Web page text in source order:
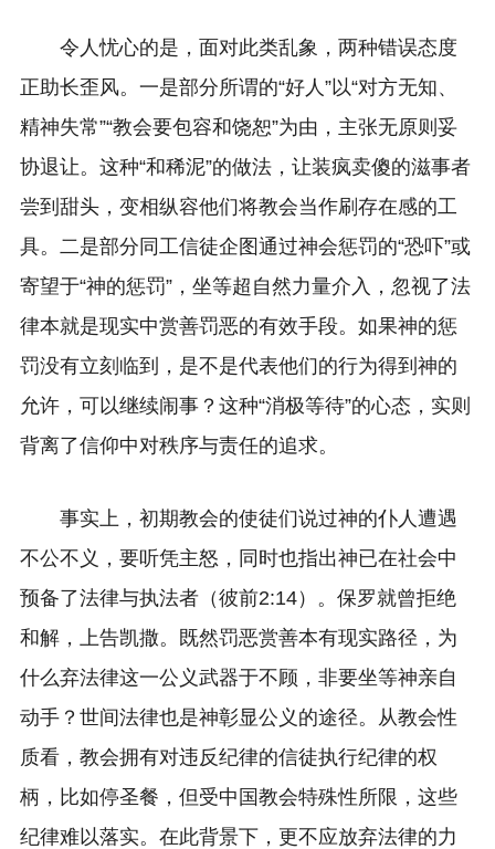
令人忧心的是，面对此类乱象，两种错误态度
正助长歪风。一是部分所谓的“好人”以“对方无知、
精神失常”“教会要包容和饶恕”为由，主张无原则妥
协退让。这种“和稀泥”的做法，让装疯卖傻的滋事者
尝到甜头，变相纵容他们将教会当作刷存在感的工
具。二是部分同工信徒企图通过神会惩罚的“恐吓”或
寄望于“神的惩罚”，坐等超自然力量介入，忽视了法
律本就是现实中赏善罚恶的有效手段。如果神的惩
罚没有立刻临到，是不是代表他们的行为得到神的
允许，可以继续闹事？这种“消极等待”的心态，实则
背离了信仰中对秩序与责任的追求。
事实上，初期教会的使徒们说过神的仆人遭遇
不公不义，要听凭主怒，同时也指出神已在社会中
预备了法律与执法者（彼前2:14）。保罗就曾拒绝
和解，上告凯撒。既然罚恶赏善本有现实路径，为
什么弃法律这一公义武器于不顾，非要坐等神亲自
动手？世间法律也是神彰显公义的途径。从教会性
质看，教会拥有对违反纪律的信徒执行纪律的权
柄，比如停圣餐，但受中国教会特殊性所限，这些
纪律难以落实。在此背景下，更不应放弃法律的力